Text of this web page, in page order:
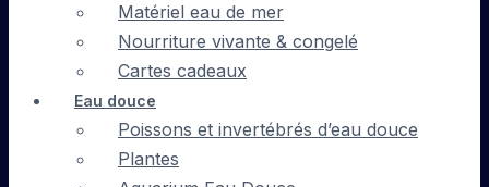
Matériel eau de mer
Nourriture vivante & congelé
Cartes cadeaux
Eau douce
Poissons et invertébrés d’eau douce
Plantes